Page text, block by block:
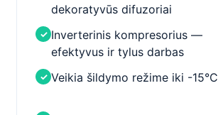
dekoratyvūs difuzoriai
✓ Inverterinis kompresorius —
efektyvus ir tylus darbas
✓ Veikia šildymo režime iki -15°C